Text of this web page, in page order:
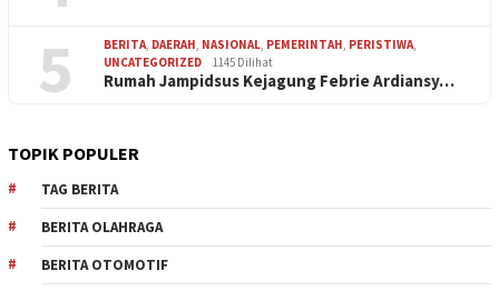
5 BERITA, DAERAH, NASIONAL, PEMERINTAH, PERISTIWA,
UNCATEGORIZED
1145 Dilihat
Rumah Jampidsus Kejagung Febrie Ardiansy…
TOPIK POPULER
TAG BERITA
BERITA OLAHRAGA
BERITA OTOMOTIF